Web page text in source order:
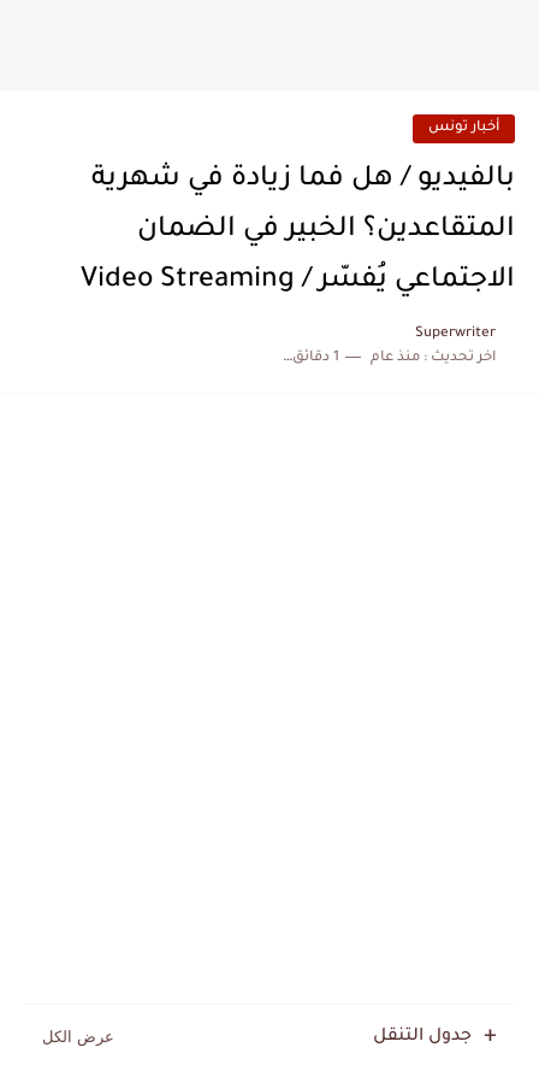
أخبار تونس
بالفيديو / هل فما زيادة في شهرية
المتقاعدين؟ الخبير في الضمان
الاجتماعي يُفسّر / Video Streaming
Superwriter
اخر تحديث :منذ عام 1 دقائق للقراءة
جدول التنقل